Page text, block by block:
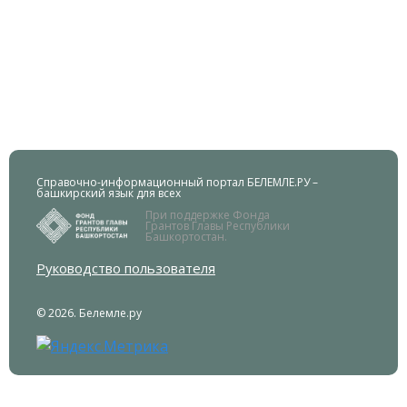
Справочно-информационный портал БЕЛЕМЛЕ.РУ –
башкирский язык для всех
При поддержке Фонда
Грантов Главы Республики
Башкортостан.
Руководство пользователя
© 2026. Белемле.ру